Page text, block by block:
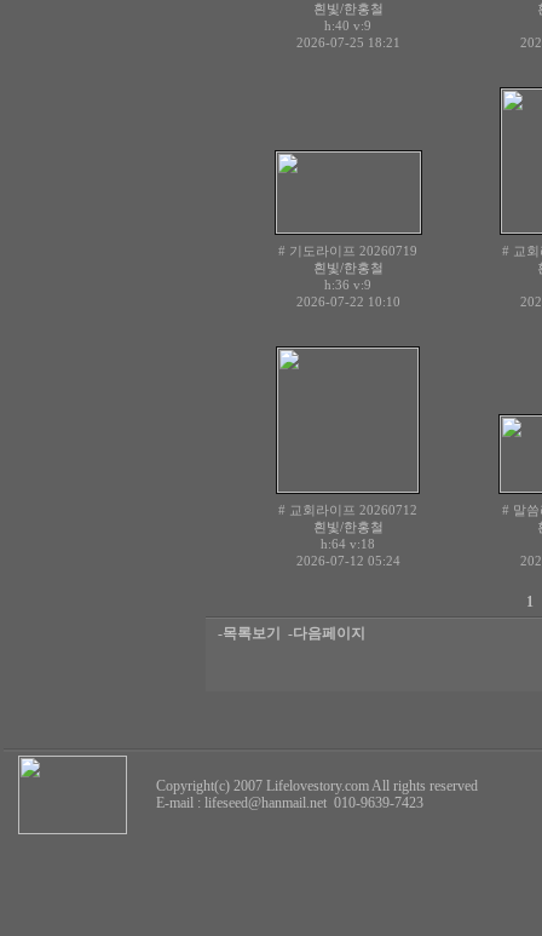
흰빛/한홍철
h:40 v:9
2026-07-25 18:21
# 기도라이프 20260719
흰빛/한홍철
h:36 v:9
2026-07-22 10:10
# 교
# 교회라이프 20260712
흰빛/한홍철
h:64 v:18
2026-07-12 05:24
# 말
1
-목록보기
-다음페이지
Copyright(c) 2007 Lifelovestory.com All rights reserved
E-mail : lifeseed@hanmail.net 010-9639-7423